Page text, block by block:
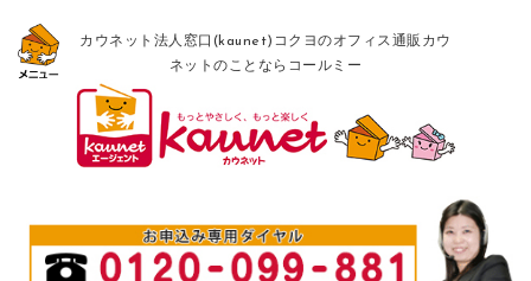
カウネット法人窓口(kaunet)コクヨのオフィス通販カウ
ネットのことならコールミー